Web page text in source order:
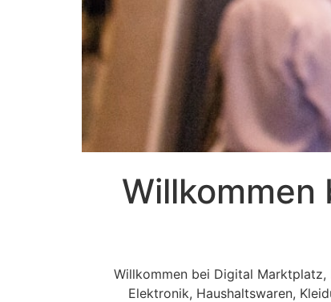
Willkommen
Willkommen bei Digital Marktplatz,
Elektronik, Haushaltswaren,